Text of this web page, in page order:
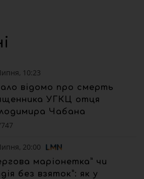
10:23
відомо про смерть
УГКЦ отця
Чабана
20:00
маріонетка” чи
без взяток”: як у